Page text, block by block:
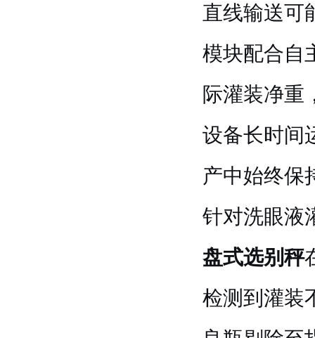
直线输送可
模块配合自
际灌装净重
设备长时间
产中始终保
针对洗眼液
盘式选别秤
检测到灌装